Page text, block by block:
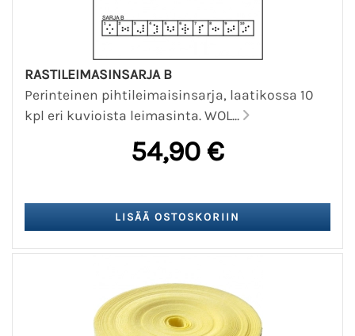
RASTILEIMASINSARJA B
Perinteinen pihtileimaisinsarja, laatikossa 10
kpl eri kuvioista leimasinta. WOL...
54,90 €